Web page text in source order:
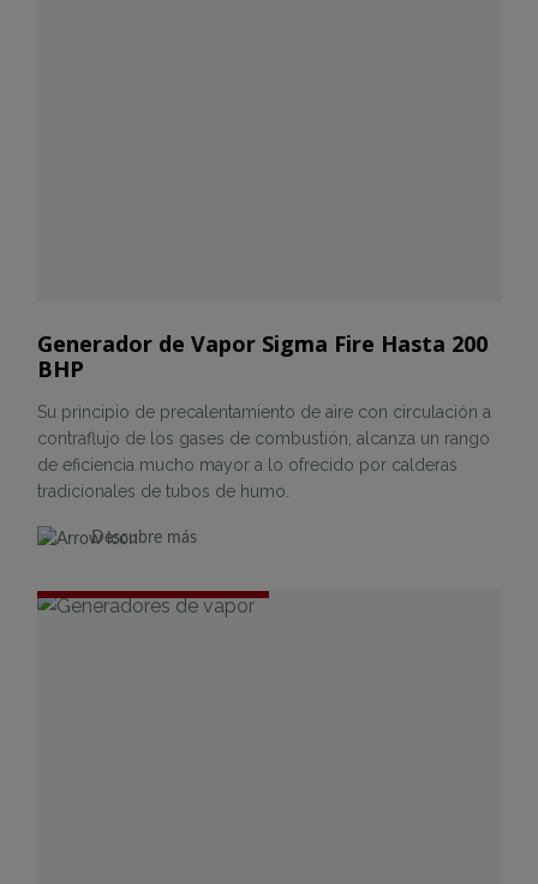
Generador de Vapor Sigma Fire Hasta 200
BHP
Su principio de precalentamiento de aire con circulación a
contraflujo de los gases de combustión, alcanza un rango
de eficiencia mucho mayor a lo ofrecido por calderas
tradicionales de tubos de humo.
Descubre más